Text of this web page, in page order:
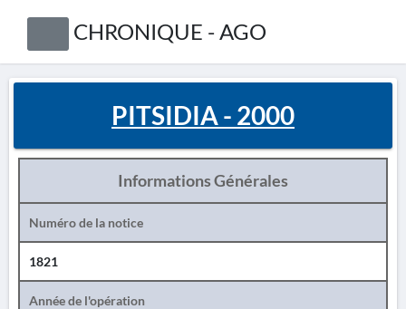
CHRONIQUE - AGO
PITSIDIA - 2000
Informations Générales
Numéro de la notice
1821
Année de l'opération